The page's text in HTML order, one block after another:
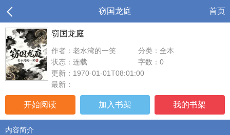
窃国龙庭 首页
窃国龙庭
作者：老水湾的一笑
分类：全本
状态：连载
字数：0
更新：1970-01-01T08:01:00
最新：
开始阅读 加入书架 我的书架
内容简介